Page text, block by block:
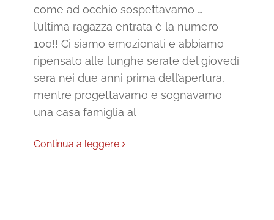
come ad occhio sospettavamo …
l’ultima ragazza entrata è la numero
100!! Ci siamo emozionati e abbiamo
ripensato alle lunghe serate del giovedì
sera nei due anni prima dell’apertura,
mentre progettavamo e sognavamo
una casa famiglia al
Continua a leggere